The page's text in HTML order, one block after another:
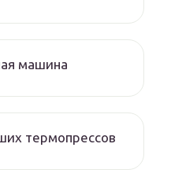
машина
термопрессов